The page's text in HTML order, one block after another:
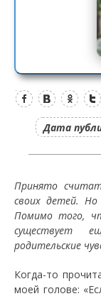
Дата
Принято
своих детей.
Помимо того,
существует
родительские
Когда-то
моей голове: